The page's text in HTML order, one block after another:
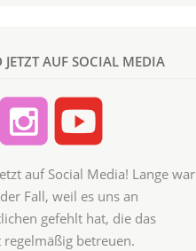
AUF SOCIAL MEDIA
auf Social Media! Lange war
Fall, weil es uns an
gefehlt hat, die das
betreuen.